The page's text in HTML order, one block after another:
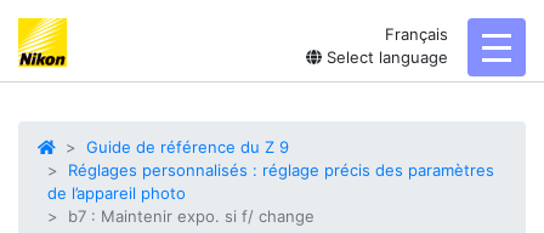
Français
Select language
Guide de référence du Z 9
Réglages personnalisés : réglage précis des paramètres
de l’appareil photo
b7 : Maintenir expo. si f/ change